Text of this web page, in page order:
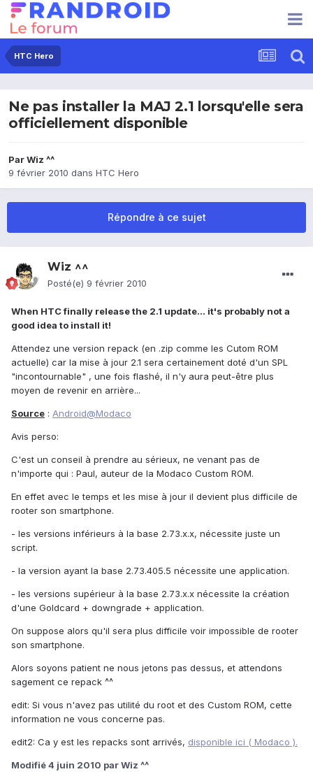
HTC Hero
Ne pas installer la MAJ 2.1 lorsqu'elle sera
officiellement disponible
ParWiz ^^
9 février 2010 dans HTC Hero
Répondre à ce sujet
Wiz ^^
Posté(e) 9 février 2010
When HTC finally release the 2.1 update... it's probably not a
good idea to install it!
Attendez une version repack (en .zip comme les Cutom ROM
actuelle) car la mise à jour 2.1 sera certainement doté d'un SPL
"incontournable" , une fois flashé, il n'y aura peut-être plus
moyen de revenir en arrière...
Source : Android@Modaco
Avis perso:
C'est un conseil à prendre au sérieux, ne venant pas de
n'importe qui : Paul, auteur de la Modaco Custom ROM.
En effet avec le temps et les mise à jour il devient plus difficile de
rooter son smartphone.
- les versions inférieurs à la base 2.73.x.x, nécessite juste un
script.
- la version ayant la base 2.73.405.5 nécessite une application.
- les versions supérieur à la base 2.73.x.x nécessite la création
d'une Goldcard + downgrade + application.
On suppose alors qu'il sera plus difficile voir impossible de rooter
son smartphone.
Alors soyons patient ne nous jetons pas dessus, et attendons
sagement ce repack ^^
edit: Si vous n'avez pas utilité du root et des Custom ROM, cette
information ne vous concerne pas.
edit2: Ca y est les repacks sont arrivés, disponible ici ( Modaco ).
Modifié4 juin 2010 par Wiz ^^